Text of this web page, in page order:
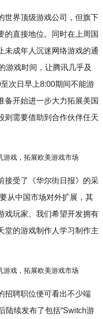
世界顶级游戏公司，但旗下
的直接地位。同时在上周国
未成年人沉迷网络游戏的通
游戏时间，让腾讯几乎及
次日早上8:00期间不能游
备开始进一步大力拓展美国
则需要借助到合作伙伴任天
接受了《华尔街日报》的采
从中国市场对外扩展，其
戏玩家。我们希望开发拥有
堂的游戏制作人学习制作主
招聘职位便可看出不少端
陆续发布了包括“Switch游